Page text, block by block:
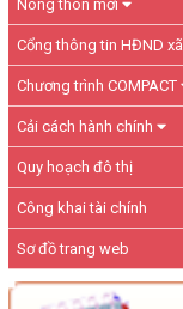
Nông thôn mới
Cổng thông tin HĐND xã
Chương trình COMPACT
Cải cách hành chính
Quy hoạch đô thị
Công khai tài chính
Sơ đồ trang web